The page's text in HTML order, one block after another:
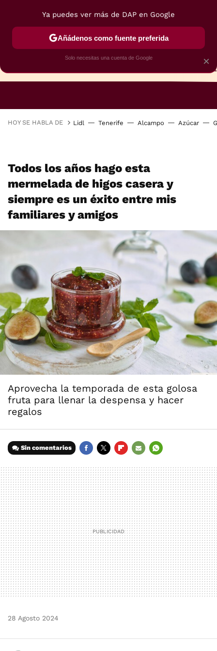
HOY SE HABLA DE Lidl Tenerife Alcampo Azúcar
Todos los años hago esta
mermelada de higos casera y
siempre es un éxito entre mis
familiares y amigos
Aprovecha la temporada de esta golosa
fruta para llenar la despensa y hacer
regalos
Sin comentarios
MAIL
28 Agosto 2024
×
Ya puedes ver más de DAP en Google
Añádenos como fuente preferida
Solo necesitas una cuenta de Google